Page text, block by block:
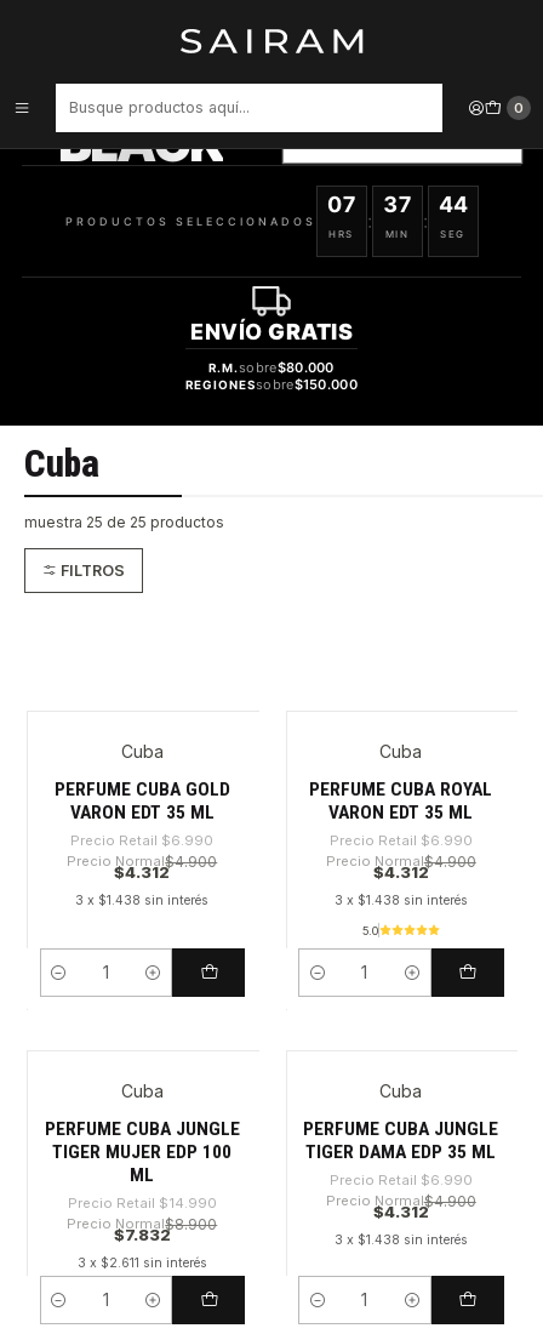
0
BLACK VER OFERTAS
PRODUCTOS SELECCIONADOS
07
HRS
:
37
MIN
:
44
SEG
ENVÍO GRATIS
R.M.sobre$80.000
REGIONESsobre$150.000
Cuba
muestra 25 de 25 productos
FILTROS
Cuba
PERFUME CUBA GOLD
VARON EDT 35 ML
Precio Retail $6.990
Precio Normal$4.900
$4.312
3 x $1.438 sin interés
Cantidad
Cuba
PERFUME CUBA ROYAL
VARON EDT 35 ML
Precio Retail $6.990
Precio Normal$4.900
$4.312
3 x $1.438 sin interés
5.0
Cantidad
Cuba
PERFUME CUBA JUNGLE
TIGER MUJER EDP 100
ML
Precio Retail $14.990
Precio Normal$8.900
$7.832
3 x $2.611 sin interés
Cantidad
Cuba
PERFUME CUBA JUNGLE
TIGER DAMA EDP 35 ML
Precio Retail $6.990
Precio Normal$4.900
$4.312
3 x $1.438 sin interés
Cantidad